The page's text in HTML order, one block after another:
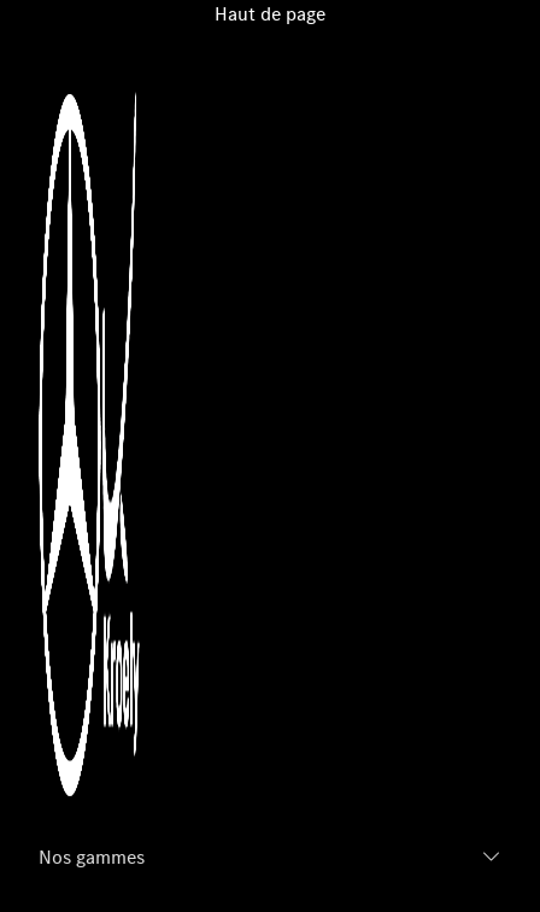
Haut de page
Nos gammes